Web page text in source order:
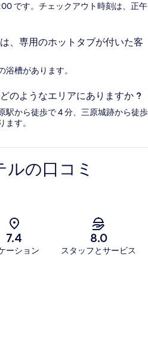
です。チェックアウト時刻は、正午
、専用のホットタブが付いた客
槽があります。
のようなエリアにありますか ?
駅から徒歩で 4 分、三原城跡から徒歩
す。
の口コミ
7.4
ーション
8.0
スタッフとサービス